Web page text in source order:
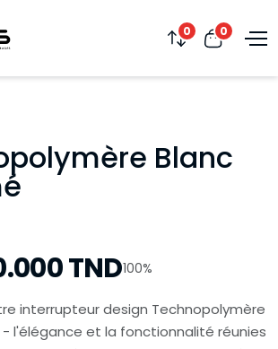
0 0
Blanc
TND100%
interrupteur design Technopolymère
- l'élégance et la fonctionnalité réunies